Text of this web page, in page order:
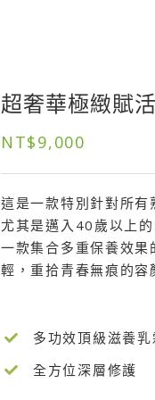
超奢華極緻賦
NT$9,000
這是一款特別針對所有
尤其是邁入40歲以上
一款集合多重保養效
輕，重拾青春無痕的容
多功效頂級滋養乳
全方位深層修護